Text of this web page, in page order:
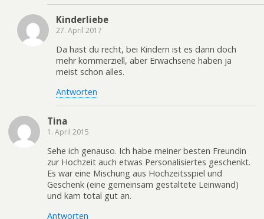
Kinderliebe
27. April 2017
Da hast du recht, bei Kindern ist es dann doch
mehr kommerziell, aber Erwachsene haben ja
meist schon alles.
Antworten
Tina
1. April 2015
Sehe ich genauso. Ich habe meiner besten Freundin
zur Hochzeit auch etwas Personalisiertes geschenkt.
Es war eine Mischung aus Hochzeitsspiel und
Geschenk (eine gemeinsam gestaltete Leinwand)
und kam total gut an.
Antworten